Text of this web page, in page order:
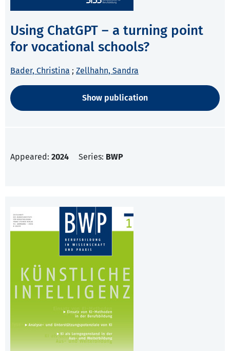
Using ChatGPT – a turning point
for vocational schools?
Bader, Christina ; Zellhahn, Sandra
Show publication
Appeared: 2024 Series: BWP